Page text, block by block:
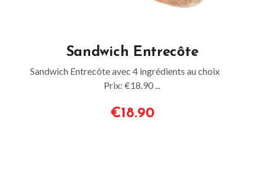
Sandwich Entrecôte
Sandwich Entrecôte avec 4 ingrédients au choix
Prix: €18.90 ...
€18.90